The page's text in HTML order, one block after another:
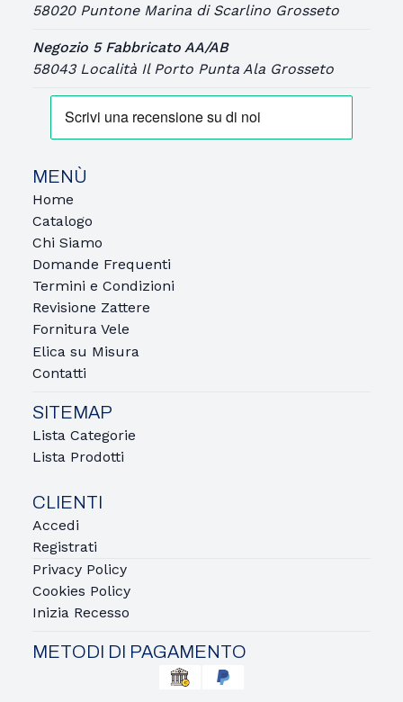
58020 Puntone Marina di Scarlino Grosseto
Negozio 5 Fabbricato AA/AB
58043 Località Il Porto Punta Ala Grosseto
MENÙ
Home
Catalogo
Chi Siamo
Domande Frequenti
Termini e Condizioni
Revisione Zattere
Fornitura Vele
Elica su Misura
Contatti
SITEMAP
Lista Categorie
Lista Prodotti
CLIENTI
Accedi
Registrati
Privacy Policy
Cookies Policy
Inizia Recesso
METODI DI PAGAMENTO